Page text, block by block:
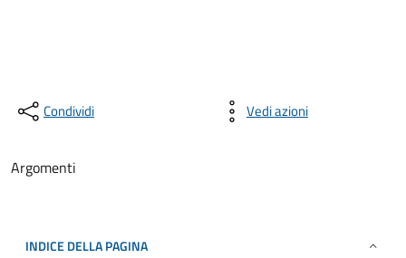
Condividi Vedi azioni
Argomenti
INDICE DELLA PAGINA